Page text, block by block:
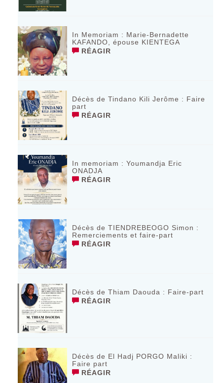
In Memoriam : Marie-Bernadette
KAFANDO, épouse KIENTEGA
RÉAGIR
Décès de Tindano Kili Jerôme : Faire
part
RÉAGIR
In memoriam : Youmandja Eric
ONADJA
RÉAGIR
Décès de TIENDREBEOGO Simon :
Remerciements et faire-part
RÉAGIR
Décès de Thiam Daouda : Faire-part
RÉAGIR
Décès de El Hadj PORGO Maliki :
Faire part
RÉAGIR